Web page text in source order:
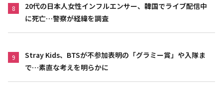
8
20代の日本人女性インフルエンサー、韓国でライブ配信中
に死亡…警察が経緯を調査
9
Stray Kids、BTSが不参加表明の「グラミー賞」や入隊ま
で…素直な考えを明らかに